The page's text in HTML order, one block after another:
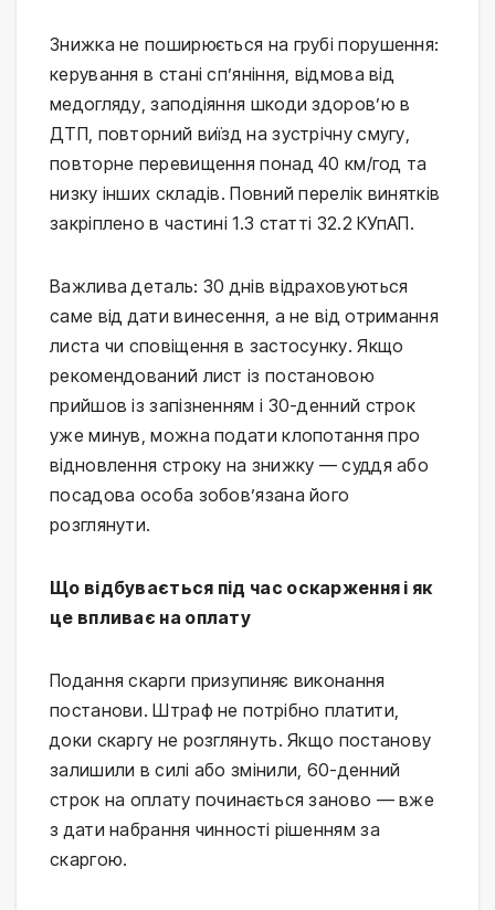
Знижка не поширюється на грубі порушення:
керування в стані сп’яніння, відмова від
медогляду, заподіяння шкоди здоров’ю в
ДТП, повторний виїзд на зустрічну смугу,
повторне перевищення понад 40 км/год та
низку інших складів. Повний перелік винятків
закріплено в частині 1.3 статті 32.2 КУпАП.
Важлива деталь: 30 днів відраховуються
саме від дати винесення, а не від отримання
листа чи сповіщення в застосунку. Якщо
рекомендований лист із постановою
прийшов із запізненням і 30-денний строк
уже минув, можна подати клопотання про
відновлення строку на знижку — суддя або
посадова особа зобов’язана його
розглянути.
Що відбувається під час оскарження і як
це впливає на оплату
Подання скарги призупиняє виконання
постанови. Штраф не потрібно платити,
доки скаргу не розглянуть. Якщо постанову
залишили в силі або змінили, 60-денний
строк на оплату починається заново — вже
з дати набрання чинності рішенням за
скаргою.